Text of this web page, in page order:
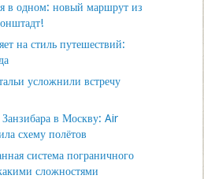
в одном: новый маршрут из
на стиль путешествий:
усложнили встречу
в Москву: Air
схему полётов
система пограничного
сложностями